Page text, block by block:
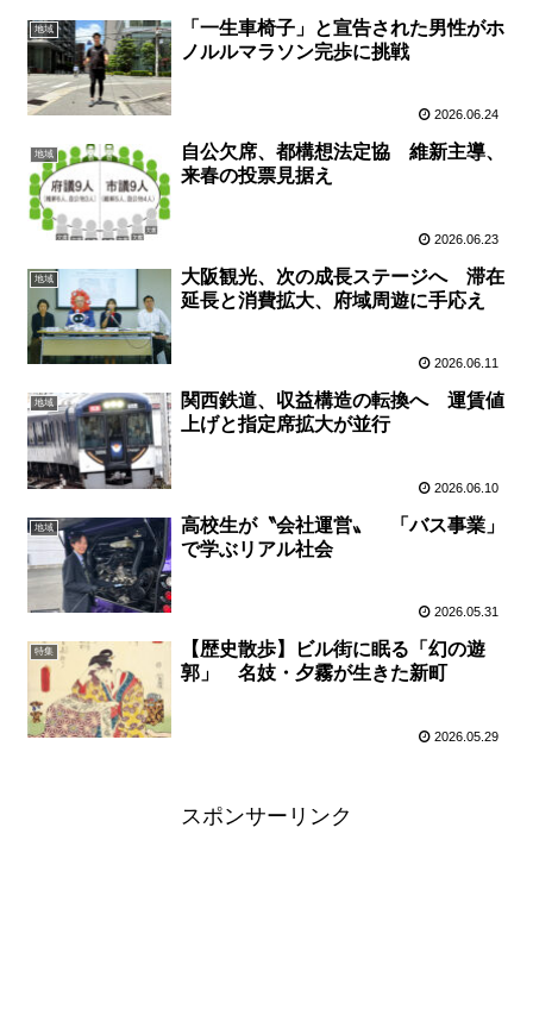
地域
「一生車椅子」と宣告された男性がホ
ノルルマラソン完歩に挑戦
2026.06.24
地域
自公欠席、都構想法定協 維新主導、
来春の投票見据え
2026.06.23
地域
大阪観光、次の成長ステージへ 滞在
延長と消費拡大、府域周遊に手応え
2026.06.11
地域
関西鉄道、収益構造の転換へ 運賃値
上げと指定席拡大が並行
2026.06.10
地域
高校生が〝会社運営〟 「バス事業」
で学ぶリアル社会
2026.05.31
特集
【歴史散歩】ビル街に眠る「幻の遊
郭」 名妓・夕霧が生きた新町
2026.05.29
スポンサーリンク